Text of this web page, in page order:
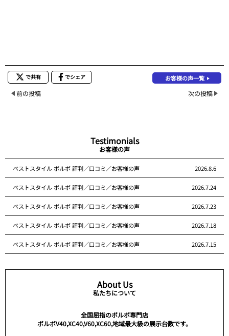
で共有 でシェア お客様の声一覧
前の投稿 次の投稿
Testimonials
お客様の声
ベストスタイル ボルボ 評判／口コミ／お客様の声 2026.8.6
ベストスタイル ボルボ 評判／口コミ／お客様の声 2026.7.24
ベストスタイル ボルボ 評判／口コミ／お客様の声 2026.7.23
ベストスタイル ボルボ 評判／口コミ／お客様の声 2026.7.18
ベストスタイル ボルボ 評判／口コミ／お客様の声 2026.7.15
About Us
私たちについて
全国屈指のボルボ専門店
ボルボV40,XC40,V60,XC60,地域最大級の展示台数です。